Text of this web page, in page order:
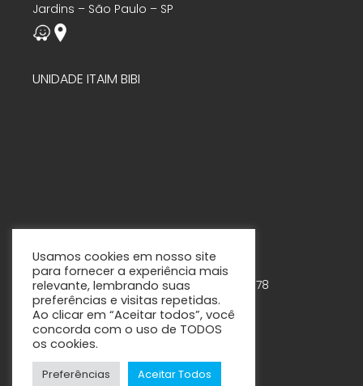
Jardins – São Paulo – SP
UNIDADE ITAIM BIBI
Rua Tabapuã, 888 – 7º andar – Cjs. 75-78
Itaim Bibi – São Paulo - SP
Usamos cookies em nosso site
para fornecer a experiência mais
relevante, lembrando suas
preferências e visitas repetidas.
Ao clicar em “Aceitar todos”, você
concorda com o uso de TODOS
os cookies.
Preferências Aceitar Todos